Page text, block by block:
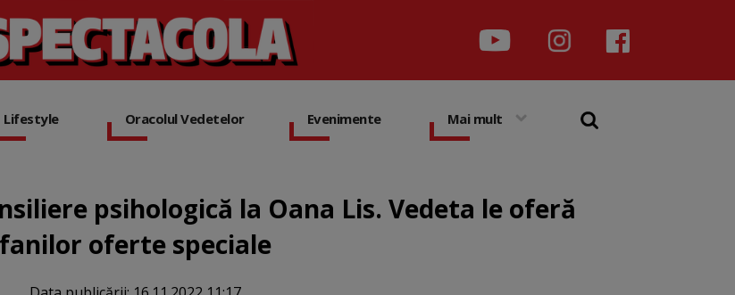
Lifestyle Oracolul Vedetelor Evenimente Mai mult
psihologică la Oana Lis. Vedeta le oferă
fanilor oferte speciale